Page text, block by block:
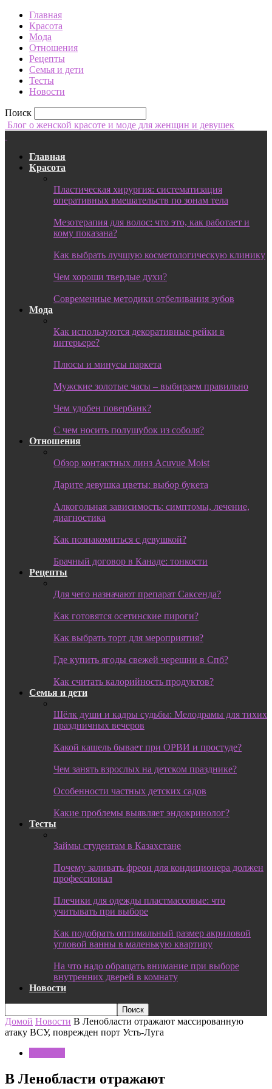
Главная
Красота
Мода
Отношения
Рецепты
Семья и дети
Тесты
Новости
Поиск
Блог о женской красоте и моде для женщин и девушек
Главная
Красота
Пластическая хирургия: систематизация
оперативных вмешательств по зонам тела
Мезотерапия для волос: что это, как работает и
кому показана?
Как выбрать лучшую косметологическую клинику
Чем хороши твердые духи?
Современные методики отбеливания зубов
Мода
Как используются декоративные рейки в
интерьере?
Плюсы и минусы паркета
Мужские золотые часы – выбираем правильно
Чем удобен повербанк?
С чем носить полушубок из соболя?
Отношения
Обзор контактных линз Acuvue Moist
Дарите девушка цветы: выбор букета
Алкогольная зависимость: симптомы, лечение,
диагностика
Как познакомиться с девушкой?
Брачный договор в Канаде: тонкости
Рецепты
Для чего назначают препарат Саксенда?
Как готовятся осетинские пироги?
Как выбрать торт для мероприятия?
Где купить ягоды свежей черешни в Спб?
Как считать калорийность продуктов?
Семья и дети
Шёлк души и кадры судьбы: Мелодрамы для тихих
праздничных вечеров
Какой кашель бывает при ОРВИ и простуде?
Чем занять взрослых на детском празднике?
Особенности частных детских садов
Какие проблемы выявляет эндокринолог?
Тесты
Займы студентам в Казахстане
Почему заливать фреон для кондиционера должен
профессионал
Плечики для одежды пластмассовые: что
учитывать при выборе
Как подобрать оптимальный размер акриловой
угловой ванны в маленькую квартиру
На что надо обращать внимание при выборе
внутренних дверей в комнату
Новости
Домой Новости В Ленобласти отражают массированную
атаку ВСУ, поврежден порт Усть-Луга
В Ленобласти отражают